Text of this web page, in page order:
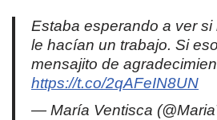
Estaba esperando a ver
le hacían un trabajo. Si
mensajito de
https://t.co/2qAFeIN8UN
— María Ventisca